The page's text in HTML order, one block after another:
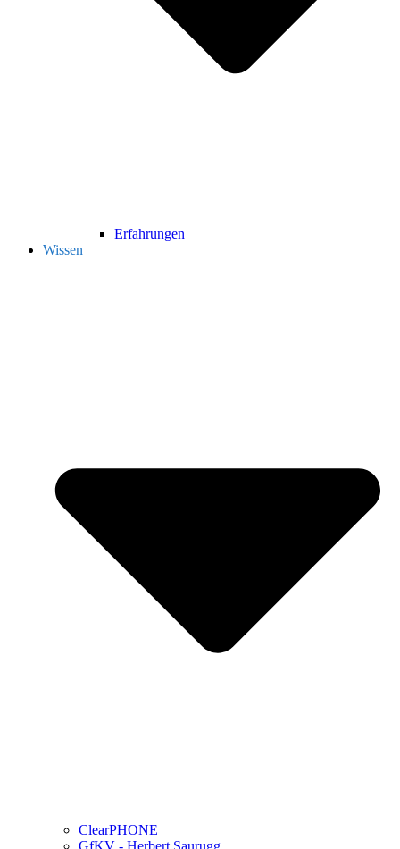
Erfahrungen
Wissen
ClearPHONE
GfKV - Herbert Saurugg